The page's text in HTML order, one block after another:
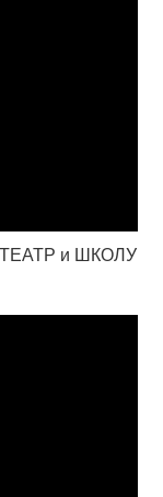
и ШКОЛУ